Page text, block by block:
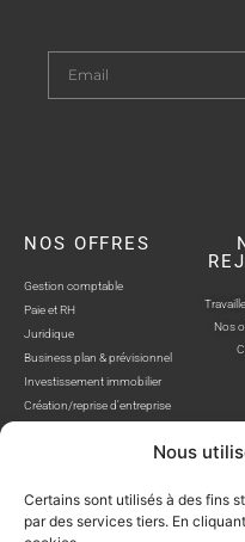
Nous
Certains sont utilisés à des fins
par des services tiers. En
NOS OFFRES
Gestion comptable
Paie et RH
Juridique
Business plan & prévisionnel
Investissement immobilier
Création/reprise d'entreprise
Nos